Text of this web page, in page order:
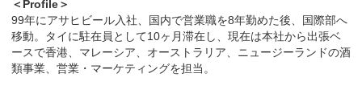
＜Profile＞
99年にアサヒビール入社、国内で営業職を8年勤めた後、国際部へ
移動。タイに駐在員として10ヶ月滞在し、現在は本社から出張ベ
ースで香港、マレーシア、オーストラリア、ニュージーランドの酒
類事業、営業・マーケティングを担当。